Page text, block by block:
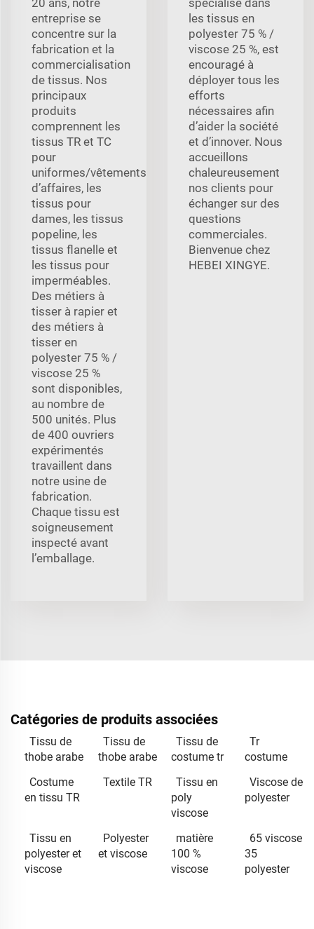
entreprise se
concentre sur la
fabrication et la
commercialisation
de tissus. Nos
principaux
produits
comprennent les
tissus TR et TC
pour
uniformes/vêtements
d’affaires, les
tissus pour
dames, les tissus
popeline, les
tissus flanelle et
les tissus pour
imperméables.
Des métiers à
tisser à rapier et
des métiers à
tisser en
polyester 75 % /
viscose 25 %
sont disponibles,
au nombre de
500 unités. Plus
de 400 ouvriers
expérimentés
travaillent dans
notre usine de
fabrication.
Chaque tissu est
soigneusement
inspecté avant
l’emballage.
les tissus en
polyester 75 % /
viscose 25 %, est
encouragé à
déployer tous les
efforts
nécessaires afin
d’aider la société
et d’innover. Nous
accueillons
chaleureusement
nos clients pour
échanger sur des
questions
commerciales.
Bienvenue chez
HEBEI XINGYE.
Catégories de produits associées
Tissu de
thobe arabe
Tissu de
thobe arabe
Tissu de
costume tr
Tr
costume
Costume
en tissu TR
Textile TR
Tissu en
poly
viscose
Viscose de
polyester
Tissu en
polyester et
viscose
Polyester
et viscose
matière
100 %
viscose
65 viscose
35
polyester